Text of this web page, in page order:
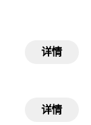
详情
详情